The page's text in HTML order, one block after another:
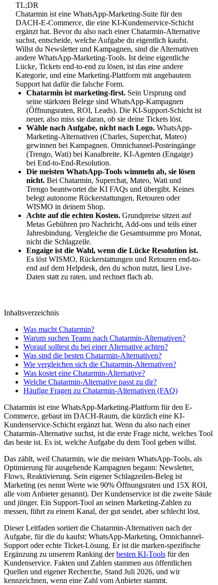
TL;DR
Chatarmin ist eine WhatsApp-Marketing-Suite für den
DACH-E-Commerce, die eine KI-Kundenservice-Schicht
ergänzt hat. Bevor du also nach einer Chatarmin-Alternative
suchst, entscheide, welche Aufgabe du eigentlich kaufst.
Willst du Newsletter und Kampagnen, sind die Alternativen
andere WhatsApp-Marketing-Tools. Ist deine eigentliche
Lücke, Tickets end-to-end zu lösen, ist das eine andere
Kategorie, und eine Marketing-Plattform mit angebautem
Support hat dafür die falsche Form.
Chatarmin ist marketing-first. Sein Ursprung und
seine stärksten Belege sind WhatsApp-Kampagnen
(Öffnungsraten, ROI, Leads). Die KI-Support-Schicht ist
neuer, also miss sie daran, ob sie deine Tickets löst.
Wähle nach Aufgabe, nicht nach Logo. WhatsApp-
Marketing-Alternativen (Charles, Superchat, Mateo)
gewinnen bei Kampagnen. Omnichannel-Posteingänge
(Trengo, Wati) bei Kanalbreite. KI-Agenten (Engaige)
bei End-to-End-Resolution.
Die meisten WhatsApp-Tools wimmeln ab, sie lösen
nicht. Bei Chatarmin, Superchat, Mateo, Wati und
Trengo beantwortet die KI FAQs und übergibt. Keines
belegt autonome Rückerstattungen, Retouren oder
WISMO in deinem Shop.
Achte auf die echten Kosten. Grundpreise sitzen auf
Metas Gebühren pro Nachricht, Add-ons und teils einer
Jahresbindung. Vergleiche die Gesamtsumme pro Monat,
nicht die Schlagzeile.
Engaige ist die Wahl, wenn die Lücke Resolution ist.
Es löst WISMO, Rückerstattungen und Retouren end-to-
end auf dem Helpdesk, den du schon nutzt, liest Live-
Daten statt zu raten, und rechnet flach ab.
Inhaltsverzeichnis
Was macht Chatarmin?
Warum suchen Teams nach Chatarmin-Alternativen?
Worauf solltest du bei einer Alternative achten?
Was sind die besten Chatarmin-Alternativen?
Wie vergleichen sich die Chatarmin-Alternativen?
Was kostet eine Chatarmin-Alternative?
Welche Chatarmin-Alternative passt zu dir?
Häufige Fragen zu Chatarmin-Alternativen (FAQ)
Chatarmin ist eine WhatsApp-Marketing-Plattform für den E-
Commerce, gebaut im DACH-Raum, die kürzlich eine KI-
Kundenservice-Schicht ergänzt hat. Wenn du also nach einer
Chatarmin-Alternative suchst, ist die erste Frage nicht, welches Tool
das beste ist. Es ist, welche Aufgabe du dem Tool geben willst.
Das zählt, weil Chatarmin, wie die meisten WhatsApp-Tools, als
Optimierung für ausgehende Kampagnen begann: Newsletter,
Flows, Reaktivierung. Sein eigener Schlagzeilen-Beleg ist
Marketing (es nennt Werte wie 90% Öffnungsraten und 15X ROI,
alle vom Anbieter genannt). Der Kundenservice ist die zweite Säule
und jünger. Ein Support-Tool an seinen Marketing-Zahlen zu
messen, führt zu einem Kanal, der gut sendet, aber schlecht löst.
Dieser Leitfaden sortiert die Chatarmin-Alternativen nach der
Aufgabe, für die du kaufst: WhatsApp-Marketing, Omnichannel-
Support oder echte Ticket-Lösung. Er ist die marken-spezifische
Ergänzung zu unserem Ranking derbesten KI-Tools für den
Kundenservice. Fakten und Zahlen stammen aus öffentlichen
Quellen und eigener Recherche, Stand Juli 2026, und wir
kennzeichnen, wenn eine Zahl vom Anbieter stammt.